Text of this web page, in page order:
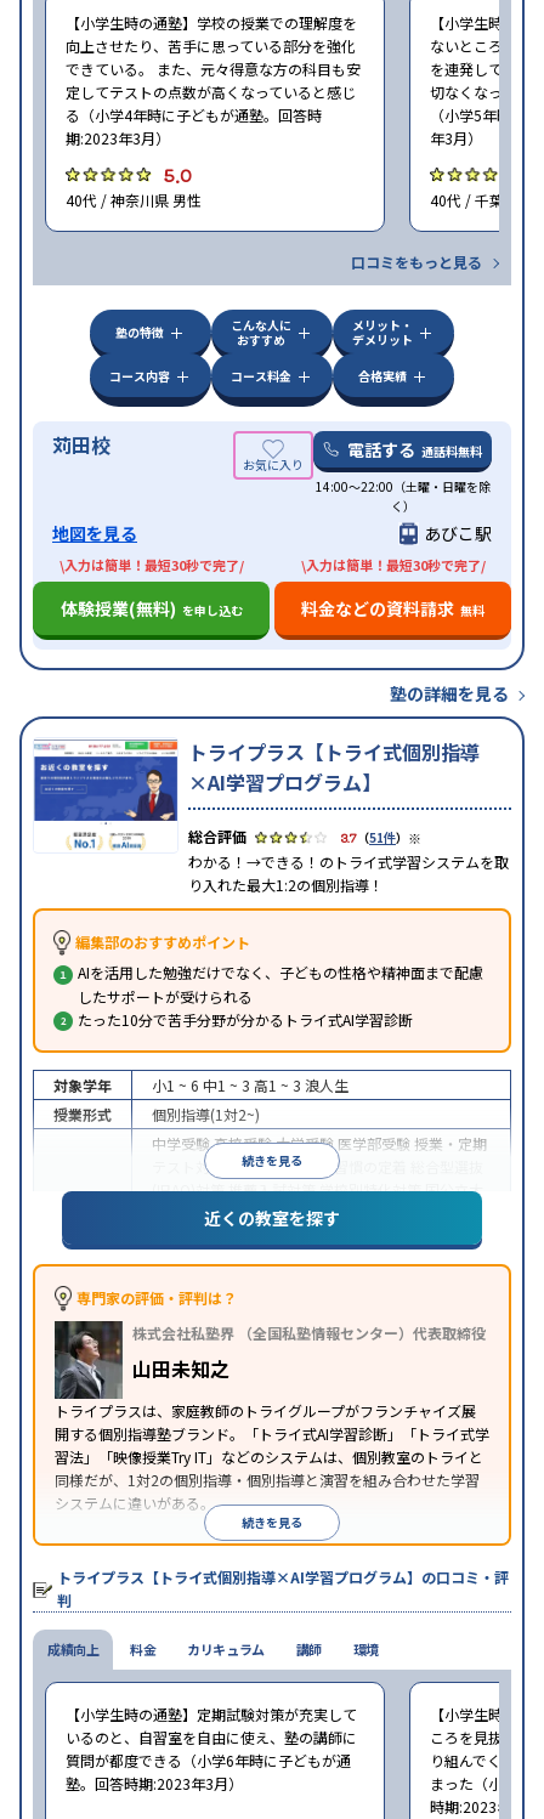
【小学生時の通塾】学校の授業での理解度を
向上させたり、苦手に思っている部分を強化
できている。 また、元々得意な方の科目も安
定してテストの点数が高くなっていると感じ
る（小学4年時に子どもが通塾。回答時
期:2023年3月）
5.0
40代 / 神奈川県 男性
【小学生時の通
ないところがあ
を連発していた
切なくなった。
（小学5年時に
年3月）
40代 / 千葉県 女
口コミをもっと見る
塾の特徴
こんな人に
おすすめ
メリット・
デメリット
コース内容
コース料金 合格実績
苅田校 電話する 通話料無料
14:00〜22:00（土曜・日曜を除
く）
地図を見る あびこ駅
\入力は簡単！最短30秒で完了/
体験授業(無料) を申し込む
\入力は簡単！最短30秒で完了/
料金などの資料請求 無料
塾の詳細を見る
トライプラス【トライ式個別指導
×AI学習プログラム】
3.7 （51件） ※
わかる！→できる！のトライ式学習システムを取
り入れた最大1:2の個別指導！
編集部のおすすめポイント
AIを活用した勉強だけでなく、子どもの性格や精神面まで配慮
したサポートが受けられる
たった10分で苦手分野が分かるトライ式AI学習診断
続きを見る
対象学年 小1 ~ 6 中1 ~ 3 高1 ~ 3 浪人生
授業形式
個別指導(1対2~)
中学受験高校受験大学受験 医学部受験 授業・定期
テスト対策
内申点対策 学習習慣の定着
(旧AO)対策推薦入試対策学校別特化対策国公立大
私大対策共通テスト対策
英語・英会話特化
特徴
中高一貫校生に対応
応
学習にPC・タブレットを利用
科目から受講可能 季節講習のみの受講可発達障害
の子どもに対応
※2023年3月調査。
小学校高学年の個別指導塾アンケート調査方法
近くの教室を探す
専門家の評価・評判は？
株式会社私塾界 （全国私塾情報センター）代表取締役
山田未知之
トライプラスは、家庭教師のトライグループがフランチャイズ展
開する個別指導塾ブランド。「トライ式AI学習診断」「トライ式学
習法」「映像授業Try IT」などのシステムは、個別教室のトライと
同様だが、1対2の個別指導・個別指導と演習を組み合わせた学習
システムに違いがある。
続きを見る
トライプラス【トライ式個別指導×AI学習プログラム】の口コミ・評
判
成績向上
【小学生時の通塾】定期試験対策が充実して
いるのと、自習室を自由に使え、塾の講師に
質問が都度できる（小学6年時に子どもが通
塾。回答時期:2023年3月）
【小学生時の通
ころを見抜いて
り組んでくれた
まった（小学5
時期:2023年3月
料金 カリキュラム 講師 環境